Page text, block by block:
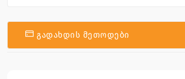
გადახდის მეთოდები